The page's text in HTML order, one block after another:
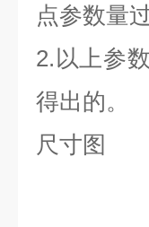
点参数量
2.以上参
得出的。
尺寸图